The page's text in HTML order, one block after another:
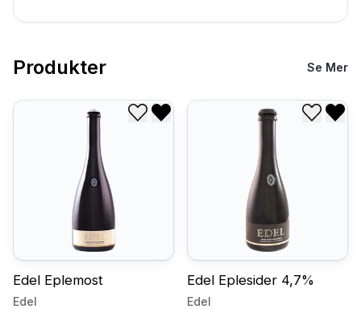
Produkter Se Mer
Edel Eplemost
Edel
Fjern fra ønskeliste
Edel Eplesider 4,7%
Edel